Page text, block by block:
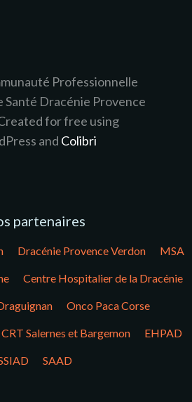
Professionnelle
Santé Dracénie Provence
for free using
and Colibri
partenaires
Dracénie Provence Verdon MSA
Centre Hospitalier de la Dracénie
Onco Paca Corse
CRT Salernes et Bargemon EHPAD
SAAD